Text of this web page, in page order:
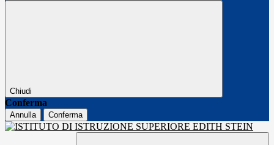
Chiudi
Conferma
Annulla Conferma